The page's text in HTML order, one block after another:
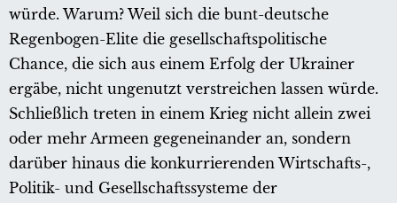
würde. Warum? Weil sich die bunt-deutsche
Regenbogen-Elite die gesellschaftspolitische
Chance, die sich aus einem Erfolg der Ukrainer
ergäbe, nicht ungenutzt verstreichen lassen würde.
Schließlich treten in einem Krieg nicht allein zwei
oder mehr Armeen gegeneinander an, sondern
darüber hinaus die konkurrierenden Wirtschafts-,
Politik- und Gesellschaftssysteme der